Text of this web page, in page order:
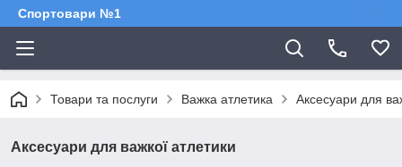
Спортовари №1
Товари та послуги Важка атлетика Аксесуари для
Аксесуари для важкої атлетики